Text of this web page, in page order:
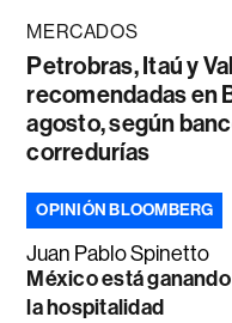
MERCADOS
Petrobras, Itaú y
recomendadas en
agosto, según
corredurías
OPINIÓN BLOOMBERG
Juan Pablo Spinetto
México está
la hospitalidad